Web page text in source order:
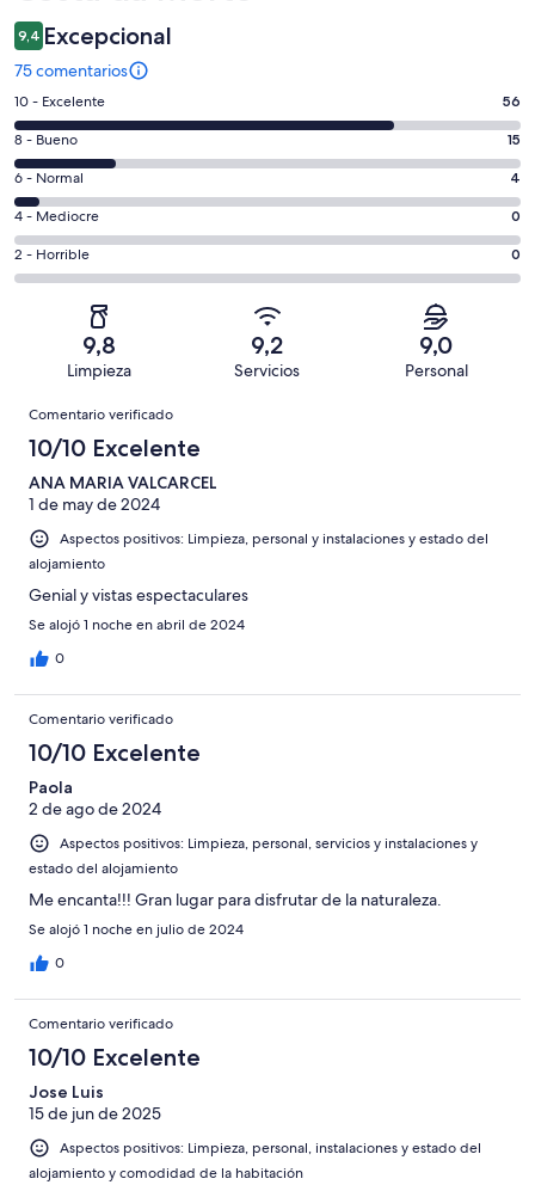
9,4 Excepcional
75 comentarios
56
comentarios
de
un
total
de
75
con
puntuación
10 - Excelente 56
15
comentarios
de
un
total
de
75
puntuación
Bueno
8 - Bueno 15
4
comentarios
de
un
total
puntuación
Normal
6 - Normal 4
0
comentarios
de
una
puntuación
Mediocre
4 - Mediocre 0
0
comentarios
75
una
puntuación
de
2 - Horrible 0
9,8
Limpieza
9,2
Servicios
9,0
Personal
Comentarios
Comentario verificado
10/10 Excelente
ANA MARIA VALCARCEL
1 de may de 2024
Aspectos positivos: Limpieza, personal y instalaciones y estado del
alojamiento
Genial y vistas espectaculares
Se alojó 1 noche en abril de 2024
0
Comentario verificado
10/10 Excelente
Paola
2 de ago de 2024
Aspectos positivos: Limpieza, personal, servicios y instalaciones y
estado del alojamiento
Me encanta!!! Gran lugar para disfrutar de la naturaleza.
Se alojó 1 noche en julio de 2024
0
Comentario verificado
10/10 Excelente
Jose Luis
15 de jun de 2025
Aspectos positivos: Limpieza, personal, instalaciones y estado del
alojamiento y comodidad de la habitación